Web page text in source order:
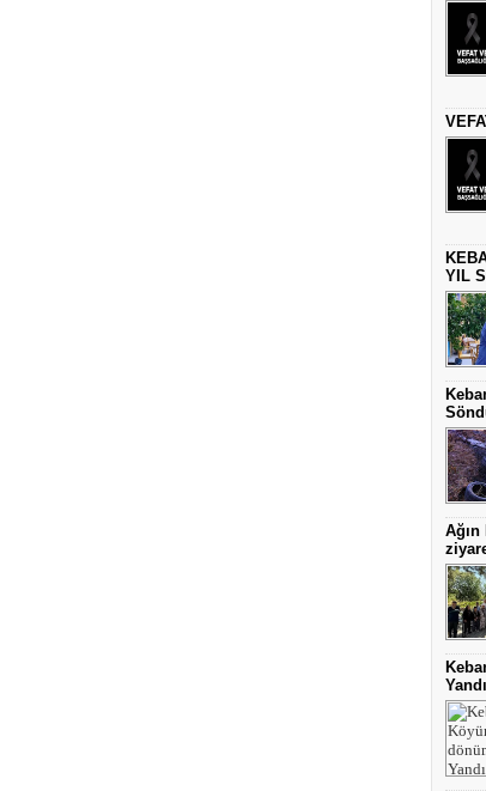
YIL
Ağın
Yandı